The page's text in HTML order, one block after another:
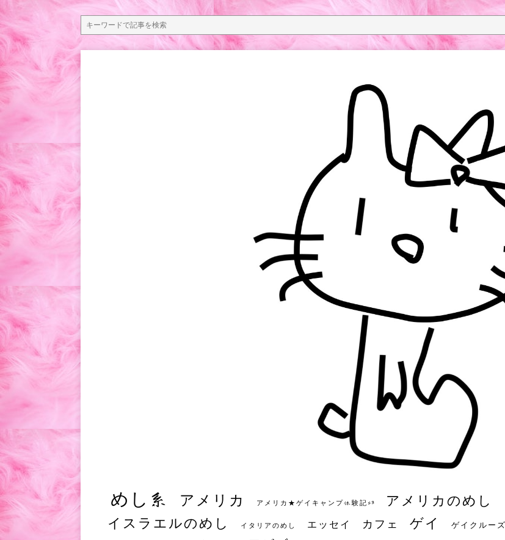
めし系 アメリカ アメリカ★ゲイキャンプ体験記S3 アメリカのめし
イスラエルのめし イタリアのめし エッセイ カフェ ゲイ ゲイクルー